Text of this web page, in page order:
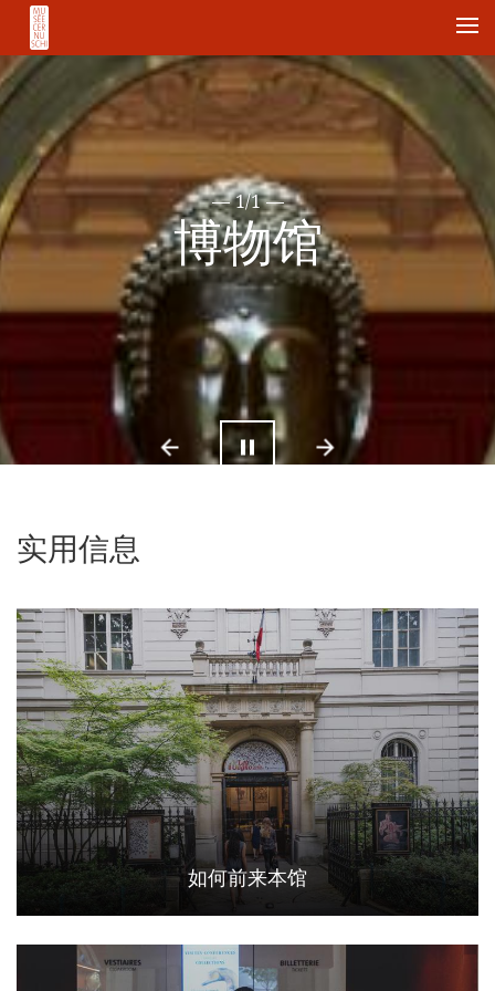
1/1
博物馆
Previous Next
实用信息
如何前来本馆